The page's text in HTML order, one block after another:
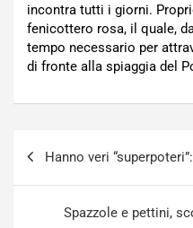
incontra tutti i giorni.
fenicottero rosa, il quale, da
tempo necessario per
di fronte alla spiaggia del
Hanno veri
Spazzole e pettini,